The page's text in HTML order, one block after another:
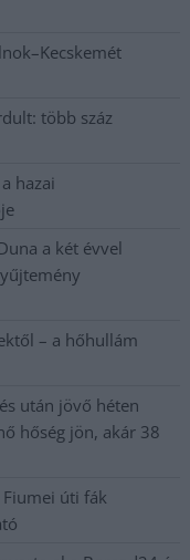
több száz
hazai
a két évvel
– a hőhullám
után jövő héten
hőség jön, akár 38
Fiumei úti fák